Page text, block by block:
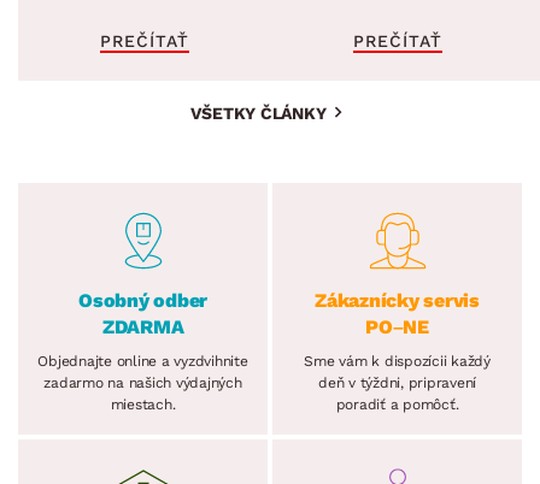
PREČÍTAŤ PREČÍTAŤ
VŠETKY ČLÁNKY
Osobný odber
ZDARMA
Objednajte online a vyzdvihnite
zadarmo na našich výdajných
miestach.
Zákaznícky servis
PO–NE
Sme vám k dispozícii každý
deň v týždni, pripravení
poradiť a pomôcť.